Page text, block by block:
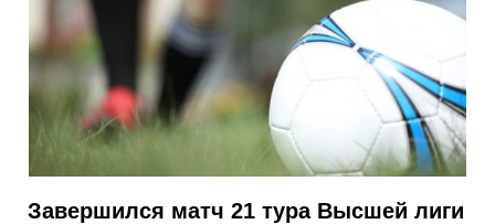
Завершился матч 21 тура Высшей лиги